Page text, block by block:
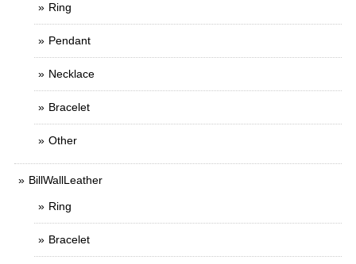
Ring
Pendant
Necklace
Bracelet
Other
BillWallLeather
Ring
Bracelet